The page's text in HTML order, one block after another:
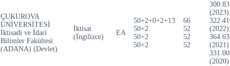
ÇUKUROVA
ÜNİVERSİTESİ
İktisadi ve İdari
Bilimler Fakültesi
(ADANA) (Devlet)
İktisat
(İngilizce)
EA
50+2+0+2+13
50+2
50+2
50+2
66
52
52
52
(2023)
(2022)
(2021)
(2020)